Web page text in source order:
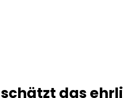
schätzt das